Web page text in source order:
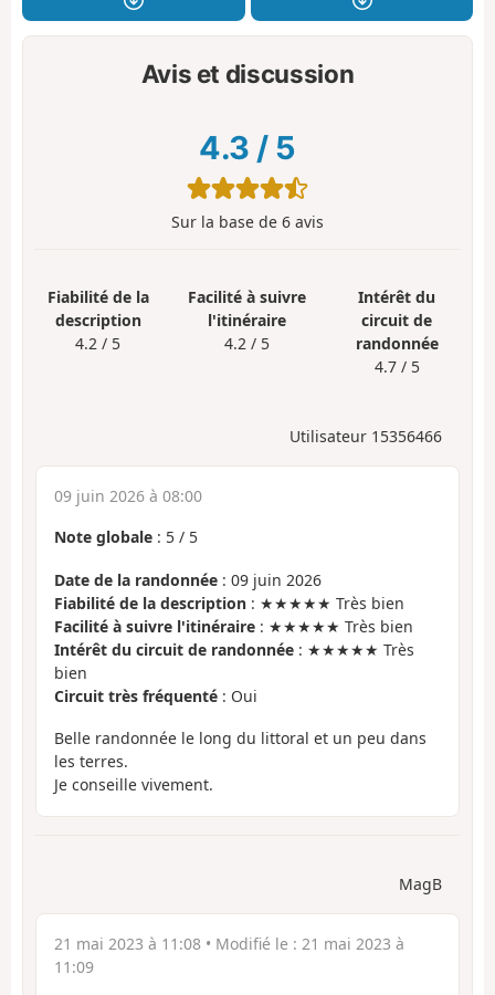
Avis et discussion
4.3 / 5
Sur la base de 6 avis
Fiabilité de la
description
4.2 / 5
Facilité à suivre
l'itinéraire
4.2 / 5
Intérêt du
circuit de
randonnée
4.7 / 5
Utilisateur 15356466
09 juin 2026 à 08:00
Note globale : 5 / 5
Date de la randonnée : 09 juin 2026
Fiabilité de la description : ★★★★★ Très bien
Facilité à suivre l'itinéraire : ★★★★★ Très bien
Intérêt du circuit de randonnée : ★★★★★ Très
bien
Circuit très fréquenté : Oui
Belle randonnée le long du littoral et un peu dans
les terres.
Je conseille vivement.
MagB
21 mai 2023 à 11:08 • Modifié le : 21 mai 2023 à
11:09